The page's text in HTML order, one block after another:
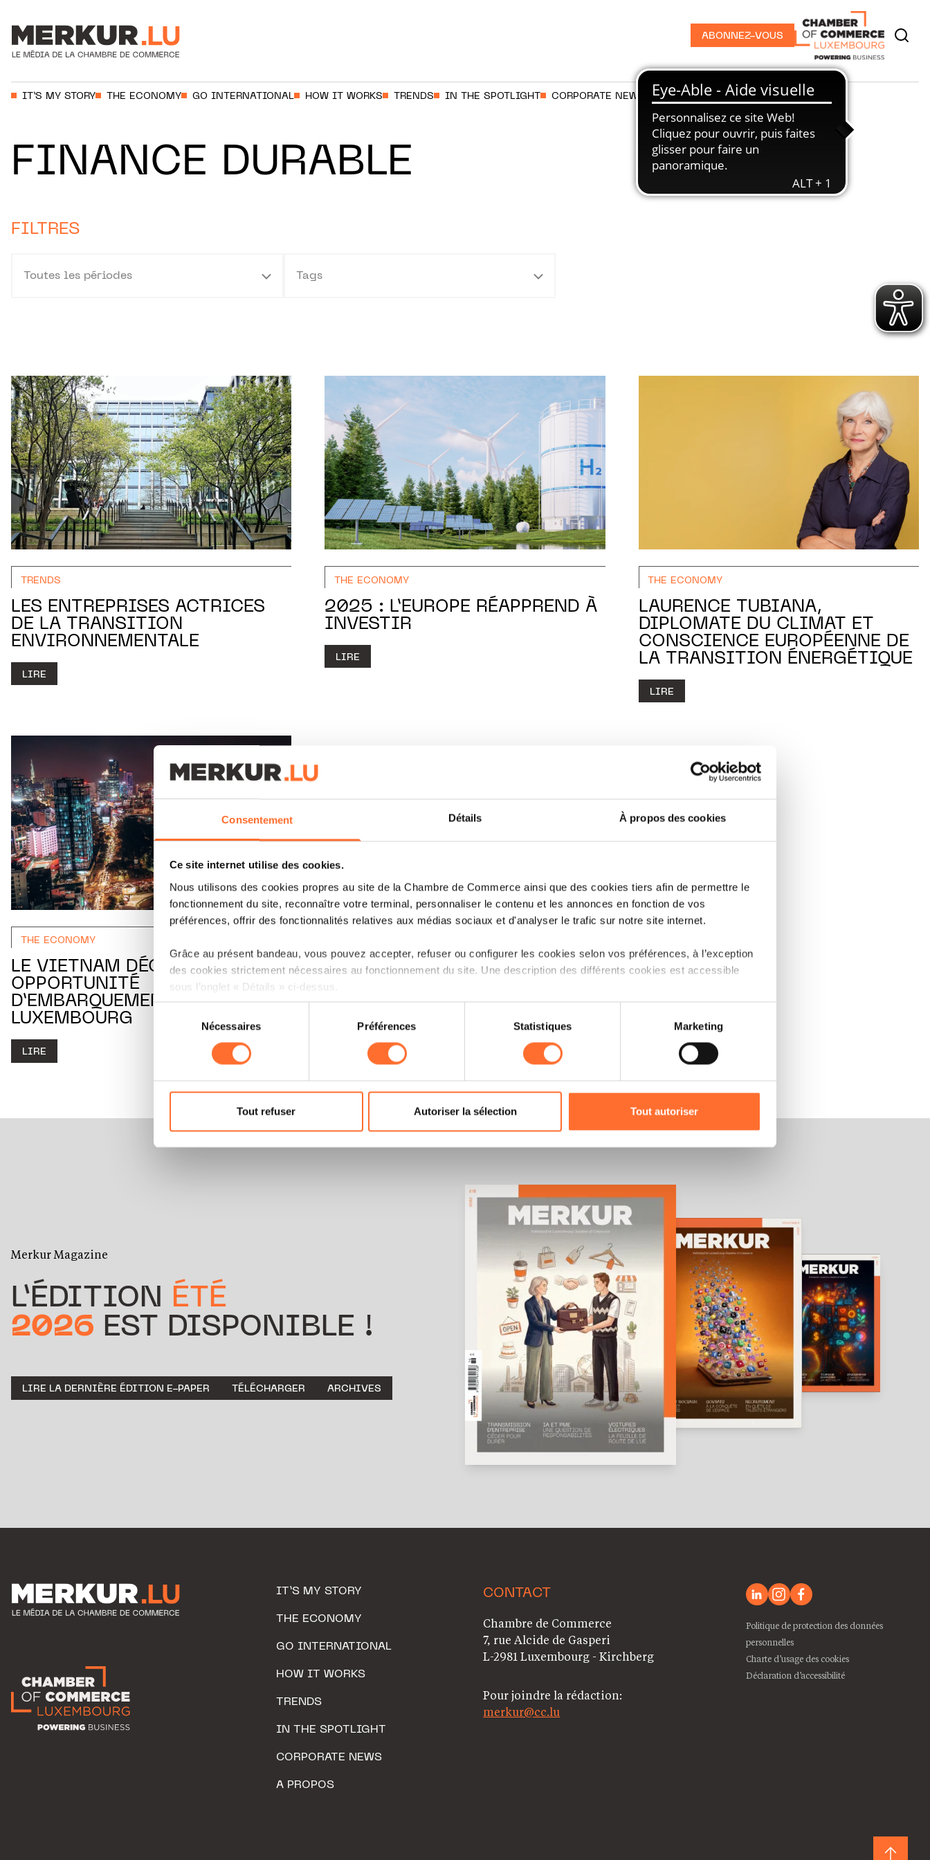
Consentement Détails À propos des cookies
Ce site internet utilise des cookies.
Nous utilisons des cookies propres au site de la Chambre de Commerce ainsi que des cookies tiers afin de permettre le
fonctionnement du site, reconnaître votre terminal, personnaliser le contenu et les annonces en fonction de vos
préférences, offrir des fonctionnalités relatives aux médias sociaux et d'analyser le trafic sur notre site internet.
Grâce au présent bandeau, vous pouvez accepter, refuser ou configurer les cookies selon vos préférences, à l’exception
des cookies strictement nécessaires au fonctionnement du site. Une description des différents cookies est accessible
sous l’onglet « Détails » ci-dessus.
Il est précisé que la navigation sur le site et certaines fonctionnalités (ex : lecture de vidéos, partage sur les réseaux
sociaux, sauvegarde des préférences de lecture vidéo, personnalisation de l’affichage du site) peuvent être affectées en
cas de refus de tous les cookies ou des cookies non nécessaires.
Pour de plus amples informations sur la manière dont nous utilisons lescookies et sommes amenés à traiter vos données
consentement
Nécessaires Préférences Statistiques Marketing
Tout refuser Autoriser la sélection Tout autoriser
ABONNEZ-VOUS
IT’S MY STORY THE ECONOMY GO INTERNATIONAL HOW IT WORKS TRENDS IN THE SPOTLIGHT CORPORATE NEWS PODCASTS
FINANCE DURABLE
FILTRES
Toutes les périodes Tags
TRENDS
LES ENTREPRISES ACTRICES
DE LA TRANSITION
ENVIRONNEMENTALE
LIRE
THE ECONOMY
2025 : L’EUROPE RÉAPPREND À
INVESTIR
LIRE
THE ECONOMY
LAURENCE TUBIANA,
DIPLOMATE DU CLIMAT ET
CONSCIENCE EUROPÉENNE DE
LA TRANSITION ÉNERGÉTIQUE
LIRE
THE ECONOMY
LE VIETNAM DÉCOLLE : UNE
OPPORTUNITÉ
D’EMBARQUEMENT POUR LE
LUXEMBOURG
LIRE
Merkur Magazine
L’ÉDITION ÉTÉ
2026 EST DISPONIBLE !
LIRE LA DERNIÈRE ÉDITION E-PAPER TÉLÉCHARGER ARCHIVES
IT’S MY STORY
THE ECONOMY
GO INTERNATIONAL
HOW IT WORKS
TRENDS
IN THE SPOTLIGHT
CORPORATE NEWS
A PROPOS
CONTACT
Chambre de Commerce
7, rue Alcide de Gasperi
L-2981 Luxembourg - Kirchberg
Pour joindre la rédaction:
merkur@cc.lu
Politique de protection des données
personnelles
Charte d’usage des cookies
Déclaration d’accessibilité